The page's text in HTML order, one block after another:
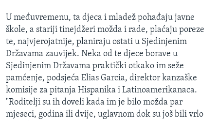
U međuvremenu, ta djeca i mladež pohađaju javne
škole, a stariji tinejdžeri možda i rade, plaćaju poreze
te, najvjerojatnije, planiraju ostati u Sjedinjenim
Državama zauvijek. Neka od te djece borave u
Sjedinjenim Državama praktički otkako im seže
pamćenje, podsjeća Elias Garcia, direktor kanzaške
komisije za pitanja Hispanika i Latinoamerikanaca.
"Roditelji su ih doveli kada im je bilo možda par
mjeseci, godina ili dvije, uglavnom dok su još bili vrlo